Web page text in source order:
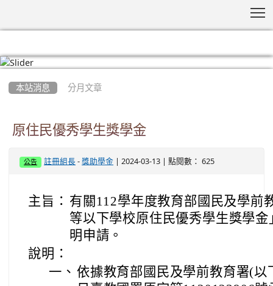
本站消息 分月文章
原住民優秀學生獎學金
公告 註冊組長 -獎助學金 | 2024-03-13 | 點閱數： 625
主旨： 有關112學年度教育部國民及學前
等以下學校原住民優秀學生獎學
明申請。
說明：
一、 依據教育部國民及學前教育署(